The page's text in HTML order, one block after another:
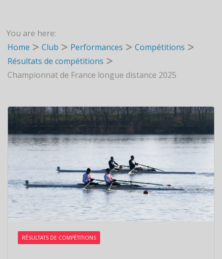
You are here:
Home
Club Performances
Compétitions
Résultats de compétitions
Championnat de France longue distance 2025
RÉSULTATS DE COMPÉTITIONS